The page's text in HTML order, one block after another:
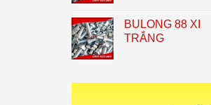
BULONG 88 XI
TRẮNG